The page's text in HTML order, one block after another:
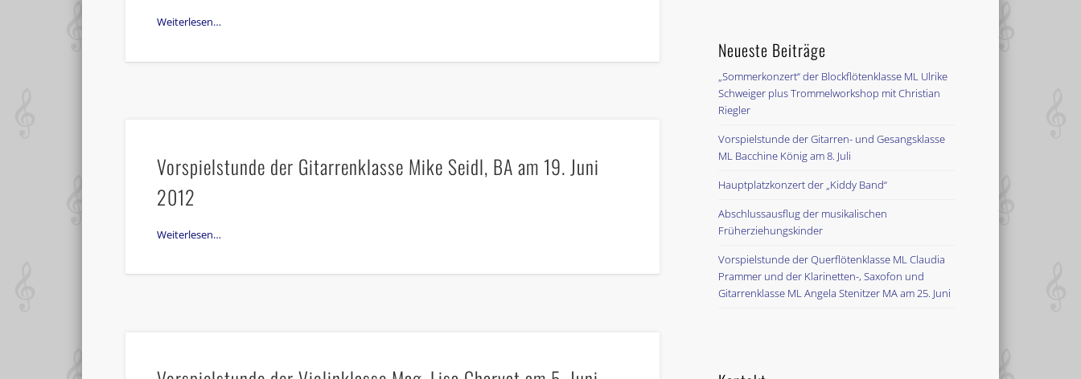
Weiterlesen…
Vorspielstunde der Gitarrenklasse Mike Seidl, BA am 19. Juni
2012
Weiterlesen…
Neueste Beiträge
„Sommerkonzert“ der Blockflötenklasse ML Ulrike
Schweiger plus Trommelworkshop mit Christian
Riegler
Vorspielstunde der Gitarren- und Gesangsklasse
ML Bacchine König am 8. Juli
Hauptplatzkonzert der „Kiddy Band“
Abschlussausflug der musikalischen
Früherziehungskinder
Vorspielstunde der Querflötenklasse ML Claudia
Prammer und der Klarinetten-, Saxofon und
Gitarrenklasse ML Angela Stenitzer MA am 25. Juni